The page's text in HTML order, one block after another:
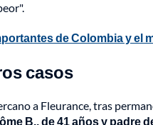
de Colombia y el
casos
a Fleurance, tras
B., de 41 años y padre